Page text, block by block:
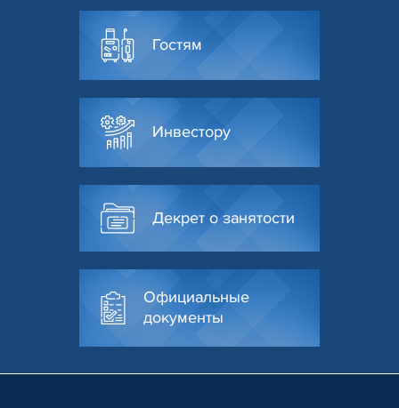
Гостям
Инвестору
Декрет о занятости
Официальные
документы